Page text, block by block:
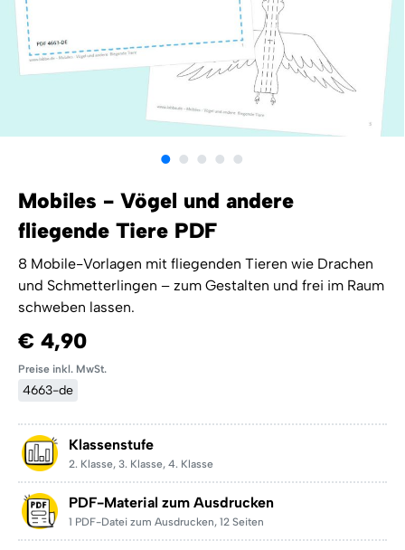
Mobiles - Vögel und andere
fliegende Tiere PDF
8 Mobile-Vorlagen mit fliegenden Tieren wie Drachen
und Schmetterlingen – zum Gestalten und frei im Raum
schweben lassen.
€ 4,90
Preise inkl. MwSt.
4663-de
Klassenstufe
2. Klasse, 3. Klasse, 4. Klasse
PDF-Material zum Ausdrucken
1 PDF-Datei zum Ausdrucken, 12 Seiten